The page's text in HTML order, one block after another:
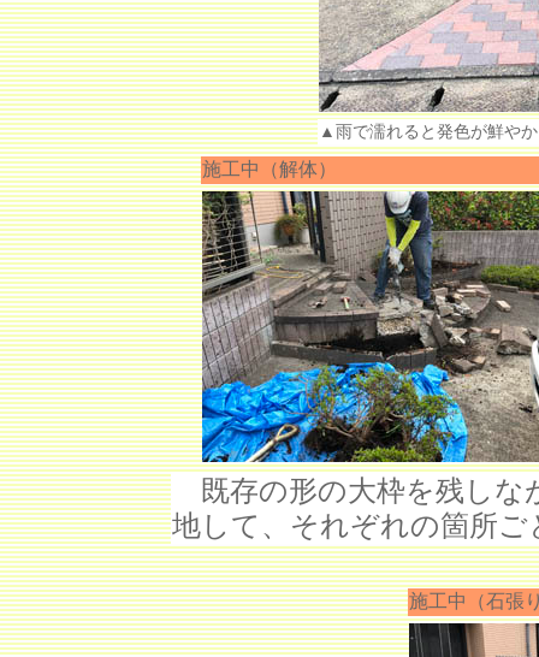
▲雨で濡れると発色が鮮や
施工中（解体）
既存の形の大枠を残しな
地して、それぞれの箇所
施工中（石張